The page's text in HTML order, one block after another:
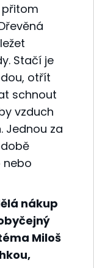
přitom
Stačí je
otřít
schnout
vzduch
Jednou za
nebo
nákup
Miloš